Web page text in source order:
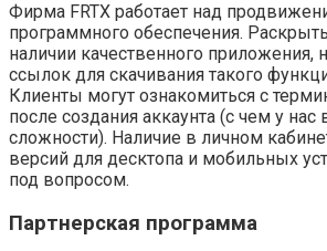
Фирма FRTX работает над
программного обеспечения.
наличии качественного приложения,
ссылок для скачивания такого
Клиенты могут ознакомиться с
после создания аккаунта (с чем у нас
сложности). Наличие в личном
версий для десктопа и мобильных
под вопросом.
Партнерская программа